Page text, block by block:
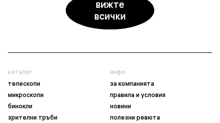
вижте
всички
каталог
телескопи
микроскопи
бинокли
зрителни тръби
инфо
за компанията
правила и условия
новини
полезни ревюта